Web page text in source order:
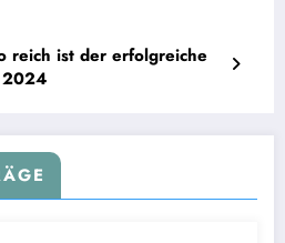
reich ist der erfolgreiche
2024